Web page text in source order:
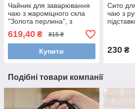
Чайник для заварювання
чаю з жароміцного скла
"Золота перлина", з
ситечком
619,40 ₴ 815 ₴
Купити
Сито
чаю з
230₴
Подібні товари компанії